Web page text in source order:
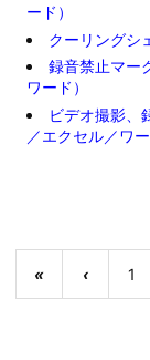
ード）
クーリングシ
録音禁止マー
ワード）
ビデオ撮影、
／エクセル／ワー
« ‹ 1